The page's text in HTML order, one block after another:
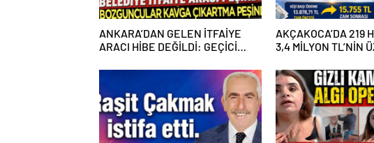
ANKARA’DAN GELEN İTFAİYE
ARACI HİBE DEĞİLDİ: GEÇİCİ
AKÇAKOCA’DA 219
3,4 MİLYON TL’NİN